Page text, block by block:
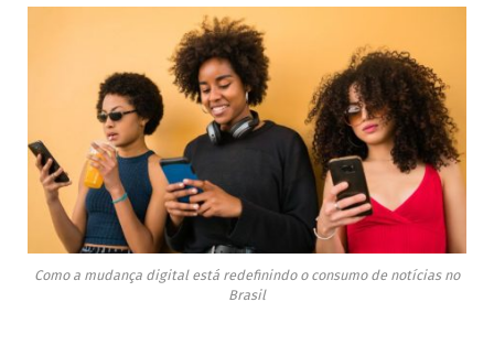
Como a mudança digital está redefinindo o consumo de notícias no
Brasil